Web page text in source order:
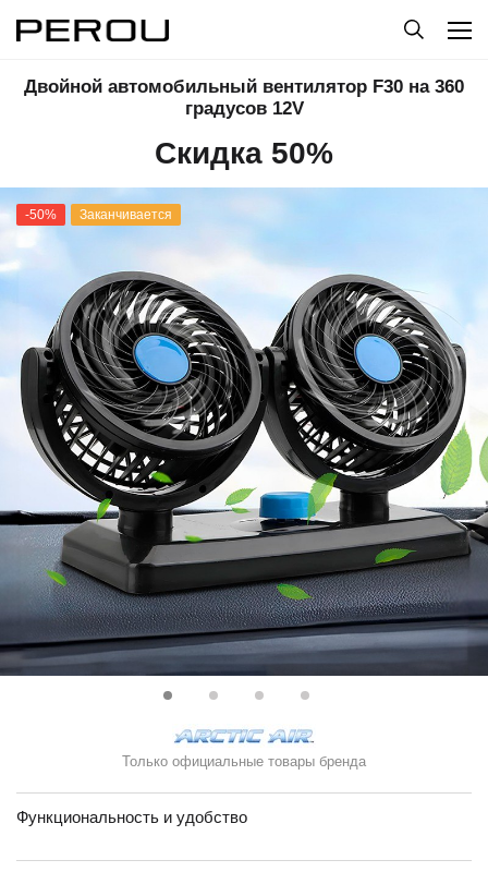
Двойной автомобильный вентилятор F30 на 360
градусов 12V
Скидка 50%
-50% Заканчивается
Только официальные товары бренда
Функциональность и удобство